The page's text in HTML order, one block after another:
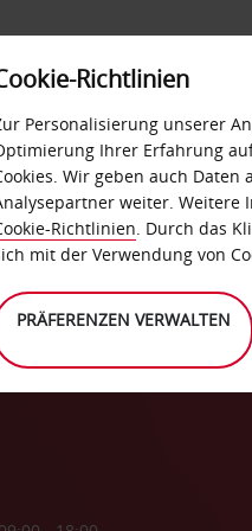
SELF-SERVICES
Richtlinien
Personalisierung unserer
Ihrer Erfahrung
Wir geben auch
weiter. Weitere
Richtlinien. Durch das
mit der Verwendung von
PRÄFERENZEN VERWALTEN